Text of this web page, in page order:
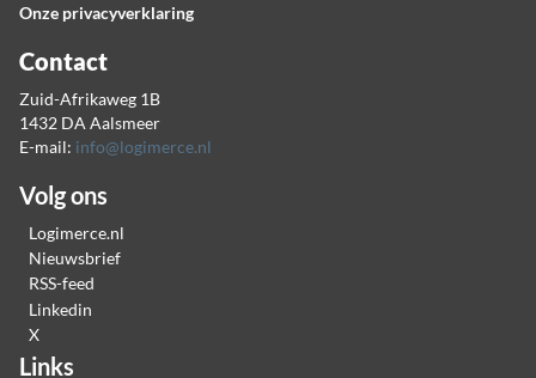
Onze privacyverklaring
Contact
Zuid-Afrikaweg 1B
1432 DA Aalsmeer
E-mail: info@logimerce.nl
Volg ons
Logimerce.nl
Nieuwsbrief
RSS-feed
Linkedin
X
Links